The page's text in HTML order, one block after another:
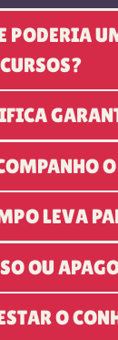
PODERIA
LEVA
OU
O